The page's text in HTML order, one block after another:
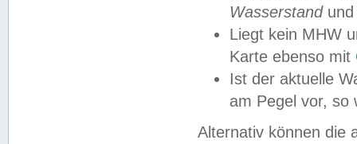
Wasserstandund
Liegt kein MHW
Karte ebenso mit
Ist der aktuelle
am Pegel vor,
Alternativ können die